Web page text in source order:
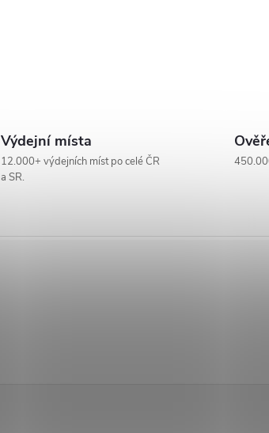
Výdejní místa
12.000+ výdejních míst po celé ČR
a SR.